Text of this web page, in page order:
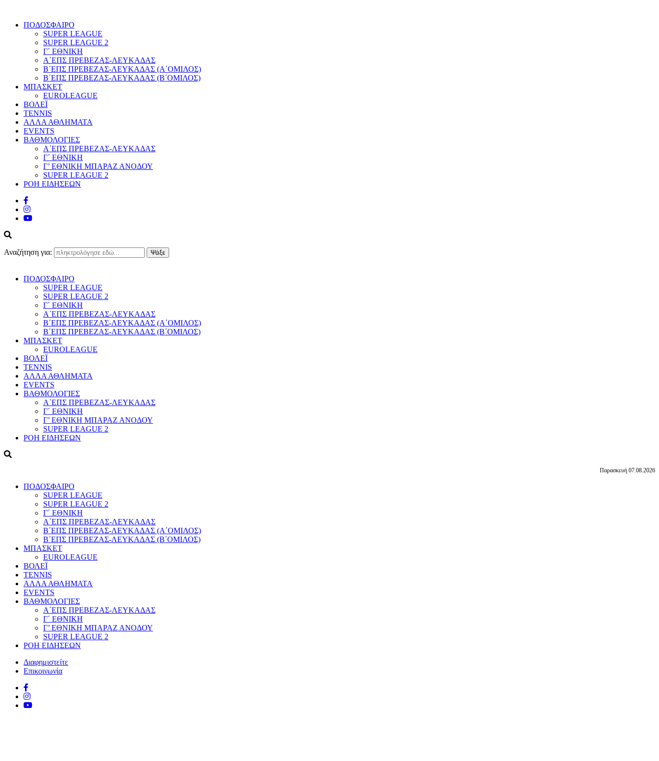
ΠΟΔΟΣΦΑΙΡΟ
SUPER LEAGUE
SUPER LEAGUE 2
Γ΄ ΕΘΝΙΚΗ
Α΄ΕΠΣ ΠΡΕΒΕΖΑΣ-ΛΕΥΚΑΔΑΣ
Β΄ΕΠΣ ΠΡΕΒΕΖΑΣ-ΛΕΥΚΑΔΑΣ (Α΄ΟΜΙΛΟΣ)
Β΄ΕΠΣ ΠΡΕΒΕΖΑΣ-ΛΕΥΚΑΔΑΣ (Β΄ΟΜΙΛΟΣ)
ΜΠΑΣΚΕΤ
EUROLEAGUE
ΒΟΛΕΪ
TENNIS
ΑΛΛΑ ΑΘΛΗΜΑΤΑ
EVENTS
ΒΑΘΜΟΛΟΓΙΕΣ
Α΄ΕΠΣ ΠΡΕΒΕΖΑΣ-ΛΕΥΚΑΔΑΣ
Γ΄ ΕΘΝΙΚΗ
Γ’ ΕΘΝΙΚΗ ΜΠΑΡΑΖ ΑΝΟΔΟΥ
SUPER LEAGUE 2
ΡΟΗ ΕΙΔΗΣΕΩΝ
Αναζήτηση για:
ΠΟΔΟΣΦΑΙΡΟ
SUPER LEAGUE
SUPER LEAGUE 2
Γ΄ ΕΘΝΙΚΗ
Α΄ΕΠΣ ΠΡΕΒΕΖΑΣ-ΛΕΥΚΑΔΑΣ
Β΄ΕΠΣ ΠΡΕΒΕΖΑΣ-ΛΕΥΚΑΔΑΣ (Α΄ΟΜΙΛΟΣ)
Β΄ΕΠΣ ΠΡΕΒΕΖΑΣ-ΛΕΥΚΑΔΑΣ (Β΄ΟΜΙΛΟΣ)
ΜΠΑΣΚΕΤ
EUROLEAGUE
ΒΟΛΕΪ
TENNIS
ΑΛΛΑ ΑΘΛΗΜΑΤΑ
EVENTS
ΒΑΘΜΟΛΟΓΙΕΣ
Α΄ΕΠΣ ΠΡΕΒΕΖΑΣ-ΛΕΥΚΑΔΑΣ
Γ΄ ΕΘΝΙΚΗ
Γ’ ΕΘΝΙΚΗ ΜΠΑΡΑΖ ΑΝΟΔΟΥ
SUPER LEAGUE 2
ΡΟΗ ΕΙΔΗΣΕΩΝ
Παρασκευή 07.08.2026
ΠΟΔΟΣΦΑΙΡΟ
SUPER LEAGUE
SUPER LEAGUE 2
Γ΄ ΕΘΝΙΚΗ
Α΄ΕΠΣ ΠΡΕΒΕΖΑΣ-ΛΕΥΚΑΔΑΣ
Β΄ΕΠΣ ΠΡΕΒΕΖΑΣ-ΛΕΥΚΑΔΑΣ (Α΄ΟΜΙΛΟΣ)
Β΄ΕΠΣ ΠΡΕΒΕΖΑΣ-ΛΕΥΚΑΔΑΣ (Β΄ΟΜΙΛΟΣ)
ΜΠΑΣΚΕΤ
EUROLEAGUE
ΒΟΛΕΪ
TENNIS
ΑΛΛΑ ΑΘΛΗΜΑΤΑ
EVENTS
ΒΑΘΜΟΛΟΓΙΕΣ
Α΄ΕΠΣ ΠΡΕΒΕΖΑΣ-ΛΕΥΚΑΔΑΣ
Γ΄ ΕΘΝΙΚΗ
Γ’ ΕΘΝΙΚΗ ΜΠΑΡΑΖ ΑΝΟΔΟΥ
SUPER LEAGUE 2
ΡΟΗ ΕΙΔΗΣΕΩΝ
Διαφημιστείτε
Επικοινωνία